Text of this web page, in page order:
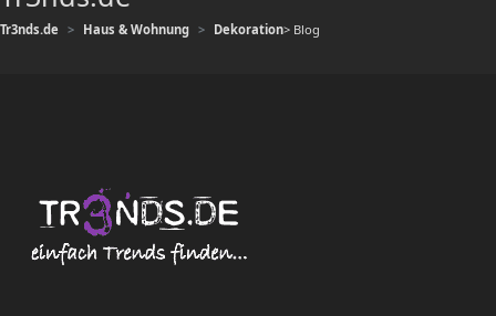
Tr3nds.de Haus & Wohnung Dekoration> Blog